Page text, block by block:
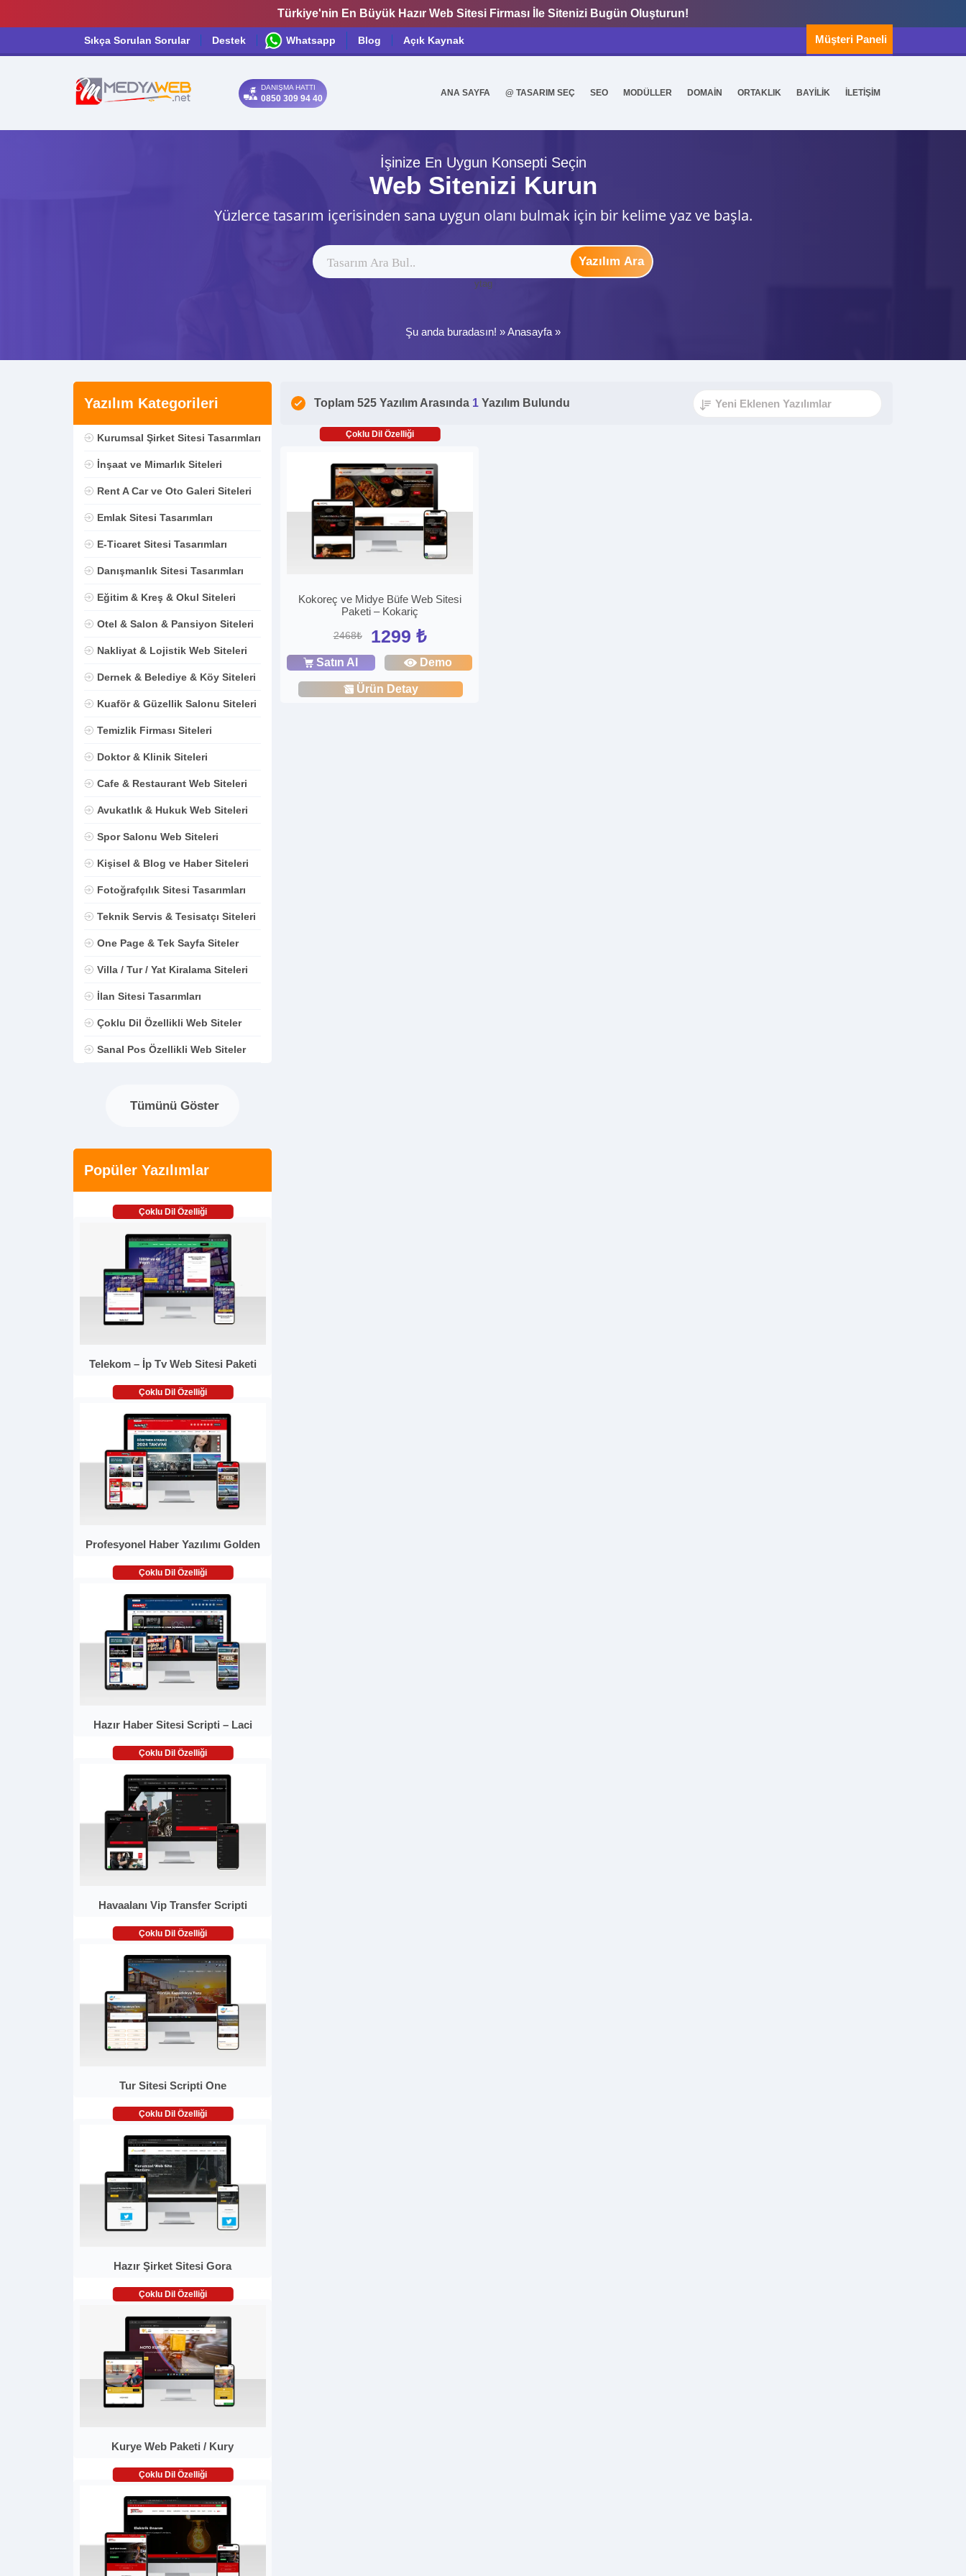
Türkiye'nin En Büyük Hazır Web Sitesi Firması İle Sitenizi Bugün Oluşturun!
Sıkça Sorulan Sorular Destek Whatsapp Blog Açık Kaynak Müşteri Paneli
DANIŞMA HATTI
0850 309 94 40
ANA SAYFA @ TASARIM SEÇ SEO MODÜLLER DOMAİN ORTAKLIK BAYİLİK İLETİŞİM
İşinize En Uygun Konsepti Seçin
Web Sitenizi Kurun
Yüzlerce tasarım içerisinden sana uygun olanı bulmak için bir kelime yaz ve başla.
Yazılım Ara
ytag
Şu anda buradasın! »Anasayfa »
Yazılım Kategorileri
Kurumsal Şirket Sitesi Tasarımları
İnşaat ve Mimarlık Siteleri
Rent A Car ve Oto Galeri Siteleri
Emlak Sitesi Tasarımları
E-Ticaret Sitesi Tasarımları
Danışmanlık Sitesi Tasarımları
Eğitim & Kreş & Okul Siteleri
Otel & Salon & Pansiyon Siteleri
Nakliyat & Lojistik Web Siteleri
Dernek & Belediye & Köy Siteleri
Kuaför & Güzellik Salonu Siteleri
Temizlik Firması Siteleri
Doktor & Klinik Siteleri
Cafe & Restaurant Web Siteleri
Avukatlık & Hukuk Web Siteleri
Spor Salonu Web Siteleri
Kişisel & Blog ve Haber Siteleri
Fotoğrafçılık Sitesi Tasarımları
Teknik Servis & Tesisatçı Siteleri
One Page & Tek Sayfa Siteler
Villa / Tur / Yat Kiralama Siteleri
İlan Sitesi Tasarımları
Çoklu Dil Özellikli Web Siteler
Sanal Pos Özellikli Web Siteler
Tümünü Göster
Popüler Yazılımlar
Çoklu Dil Özelliği
Telekom – İp Tv Web Sitesi Paketi
Çoklu Dil Özelliği
Profesyonel Haber Yazılımı Golden
Çoklu Dil Özelliği
Hazır Haber Sitesi Scripti – Laci
Çoklu Dil Özelliği
Havaalanı Vip Transfer Scripti
Çoklu Dil Özelliği
Tur Sitesi Scripti One
Çoklu Dil Özelliği
Hazır Şirket Sitesi Gora
Çoklu Dil Özelliği
Kurye Web Paketi / Kury
Çoklu Dil Özelliği
Toplam 525 Yazılım Arasında 1 Yazılım Bulundu
Çoklu Dil Özelliği
Kokoreç ve Midye Büfe Web Sitesi
Paketi – Kokariç
2468₺ 1299 ₺
Satın Al Demo
Ürün Detay